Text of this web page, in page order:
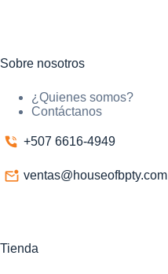
Sobre nosotros
¿Quienes somos?
Contáctanos
+507 6616-4949
ventas@houseofbpty.com
Tienda